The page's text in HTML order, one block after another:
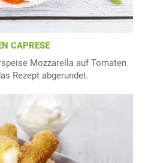
CAPRESE
Mozzarella auf Tomaten
Rezept abgerundet.